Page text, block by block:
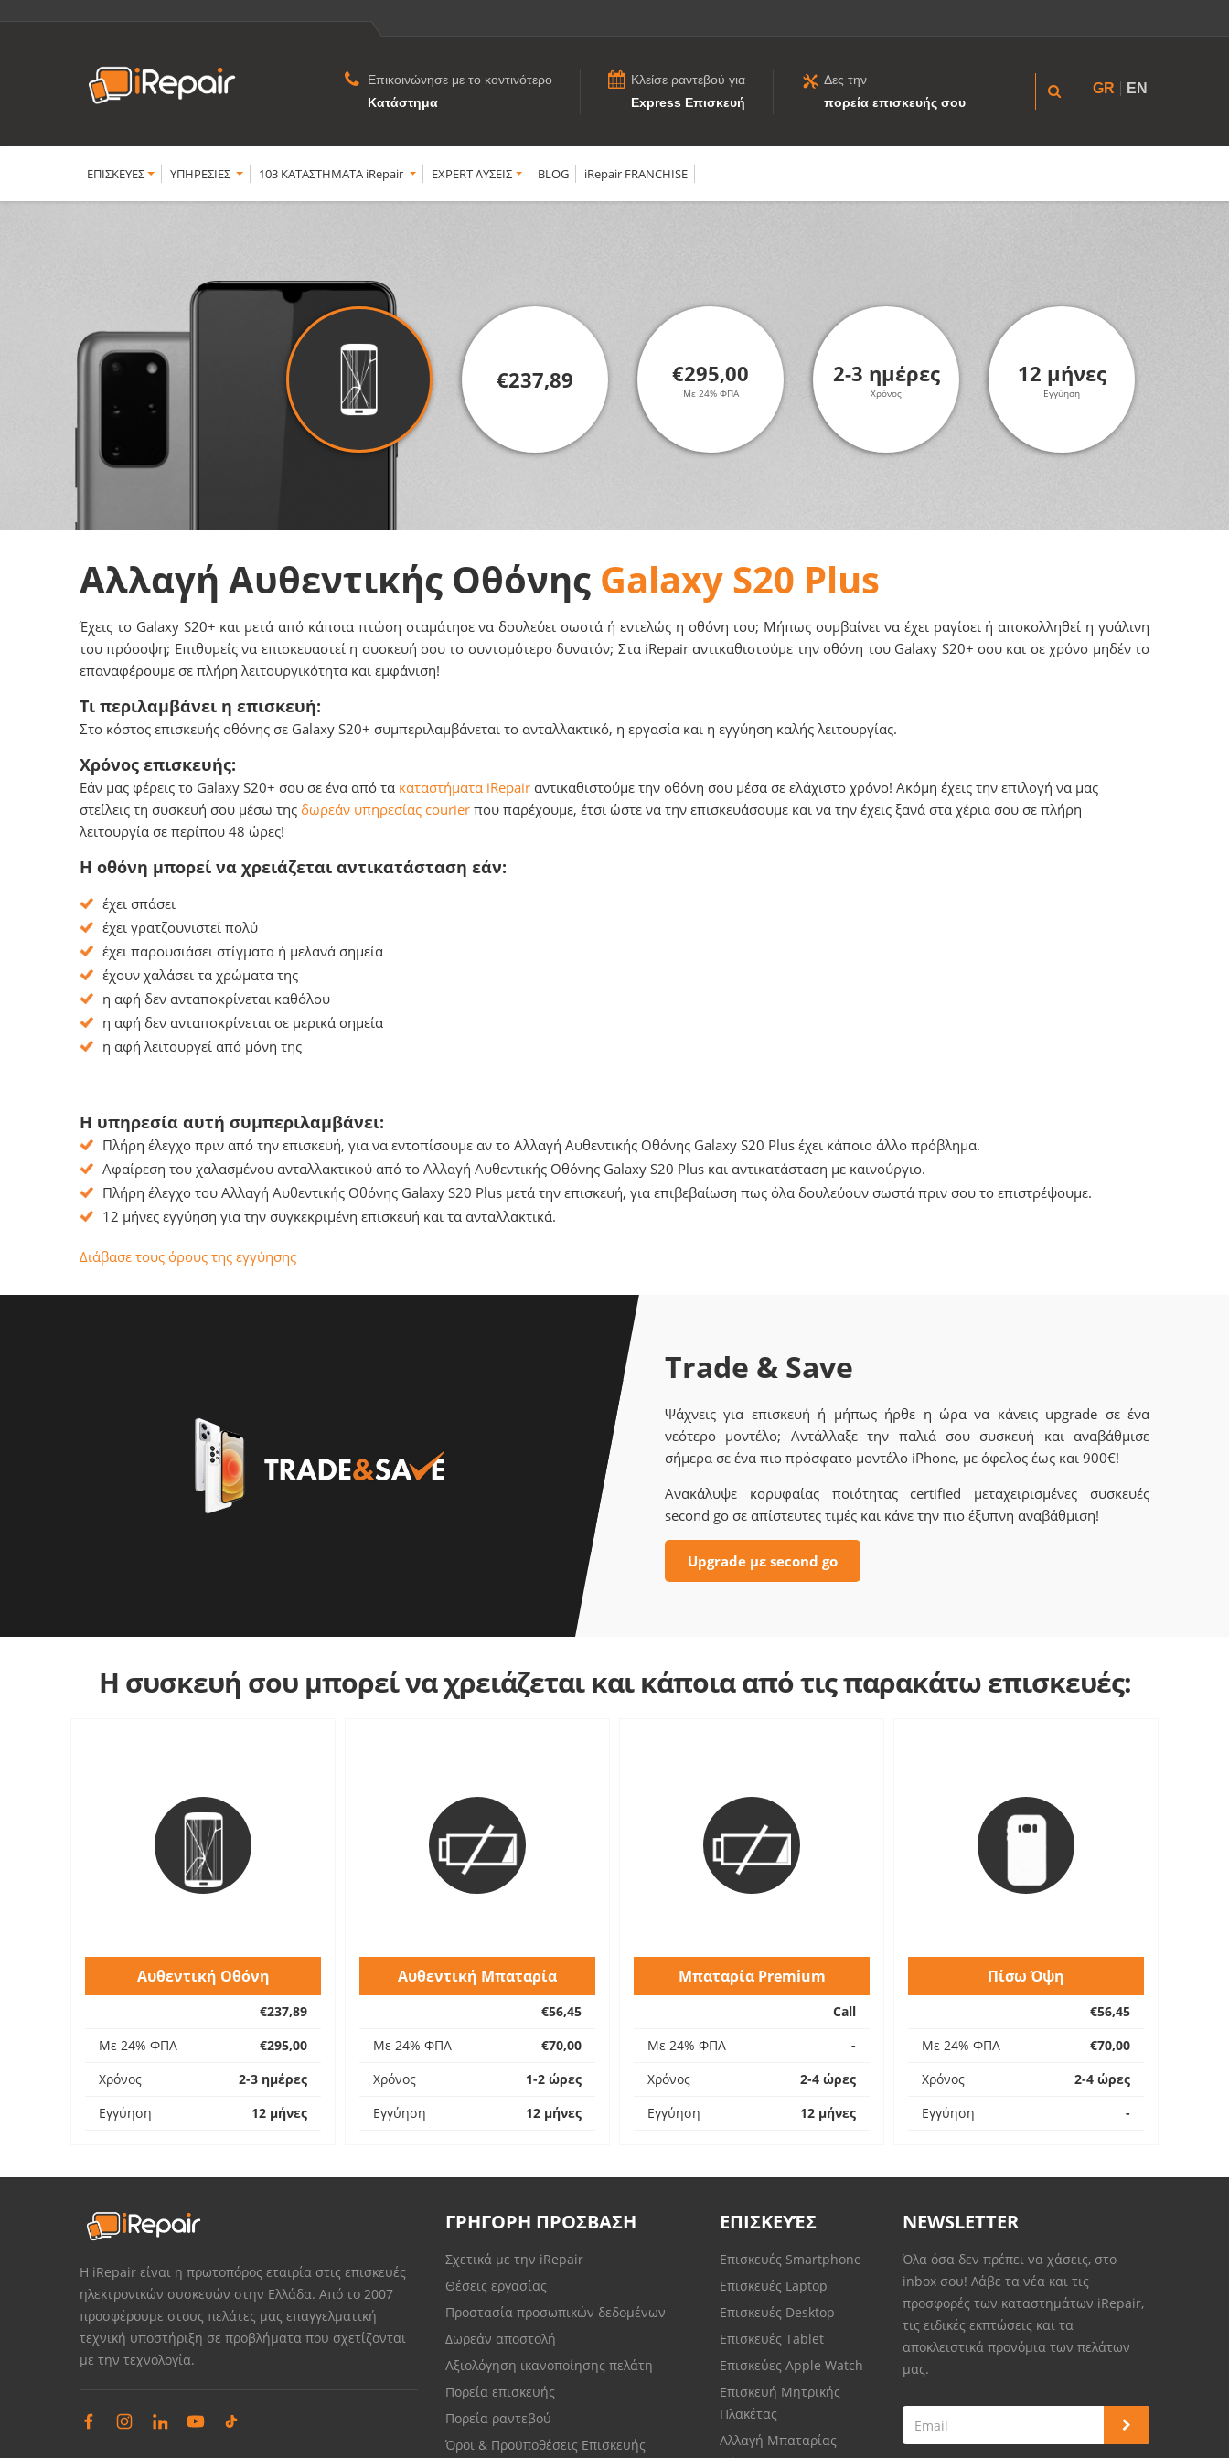
Επικοινώνησε με το κοντινότερο
Κατάστημα
Κλείσε ραντεβού για
Express Επισκευή
Δες την
πορεία επισκευής σου
GR EN
ΕΠΙΣΚΕΥΕΣ YΠΗΡΕΣΙΕΣ 103 ΚΑΤΑΣΤΗΜΑΤΑ iRepair EXPERT ΛΥΣΕΙΣ BLOG iRepair FRANCHISE
€237,89 €295,00
Με 24% ΦΠΑ
2-3 ημέρες
Χρόνος
12 μήνες
Εγγύηση
Αλλαγή Αυθεντικής Οθόνης Galaxy S20 Plus
Έχεις το Galaxy S20+ και μετά από κάποια πτώση σταμάτησε να δουλεύει σωστά ή εντελώς η οθόνη του; Μήπως συμβαίνει να έχει ραγίσει ή αποκολληθεί η γυάλινη
του πρόσοψη; Επιθυμείς να επισκευαστεί η συσκευή σου το συντομότερο δυνατόν; Στα iRepair αντικαθιστούμε την οθόνη του Galaxy S20+ σου και σε χρόνο μηδέν το
επαναφέρουμε σε πλήρη λειτουργικότητα και εμφάνιση!
Τι περιλαμβάνει η επισκευή:
Στο κόστος επισκευής οθόνης σε Galaxy S20+ συμπεριλαμβάνεται το ανταλλακτικό, η εργασία και η εγγύηση καλής λειτουργίας.
Χρόνος επισκευής:
Εάν μας φέρεις το Galaxy S20+ σου σε ένα από τα καταστήματα iRepair αντικαθιστούμε την οθόνη σου μέσα σε ελάχιστο χρόνο! Ακόμη έχεις την επιλογή να μας
στείλεις τη συσκευή σου μέσω της δωρεάν υπηρεσίας courier που παρέχουμε, έτσι ώστε να την επισκευάσουμε και να την έχεις ξανά στα χέρια σου σε πλήρη
λειτουργία σε περίπου 48 ώρες!
Η οθόνη μπορεί να χρειάζεται αντικατάσταση εάν:
έχει σπάσει
έχει γρατζουνιστεί πολύ
έχει παρουσιάσει στίγματα ή μελανά σημεία
έχουν χαλάσει τα χρώματα της
η αφή δεν ανταποκρίνεται καθόλου
η αφή δεν ανταποκρίνεται σε μερικά σημεία
η αφή λειτουργεί από μόνη της
Η υπηρεσία αυτή συμπεριλαμβάνει:
Πλήρη έλεγχο πριν από την επισκευή, για να εντοπίσουμε αν το Αλλαγή Αυθεντικής Οθόνης Galaxy S20 Plus έχει κάποιο άλλο πρόβλημα.
Αφαίρεση του χαλασμένου ανταλλακτικού από το Αλλαγή Αυθεντικής Οθόνης Galaxy S20 Plus και αντικατάσταση με καινούργιο.
Πλήρη έλεγχο του Αλλαγή Αυθεντικής Οθόνης Galaxy S20 Plus μετά την επισκευή, για επιβεβαίωση πως όλα δουλεύουν σωστά πριν σου το επιστρέψουμε.
12 μήνες εγγύηση για την συγκεκριμένη επισκευή και τα ανταλλακτικά.
Διάβασε τους όρους της εγγύησης
Trade & Save
Ψάχνεις για επισκευή ή μήπως ήρθε η ώρα να κάνεις upgrade σε ένα
νεότερο μοντέλο; Αντάλλαξε την παλιά σου συσκευή και αναβάθμισε
σήμερα σε ένα πιο πρόσφατο μοντέλο iPhone, με όφελος έως και 900€!
Ανακάλυψε κορυφαίας ποιότητας certified μεταχειρισμένες συσκευές
second go σε απίστευτες τιμές και κάνε την πιο έξυπνη αναβάθμιση!
Upgrade με second go
Η συσκευή σου μπορεί να χρειάζεται και κάποια από τις παρακάτω επισκευές:
Αυθεντική Οθόνη
€237,89
Με 24% ΦΠΑ
€295,00
Χρόνος
2-3 ημέρες
Εγγύηση
12 μήνες
Αυθεντική Μπαταρία
€56,45
Με 24% ΦΠΑ
€70,00
Χρόνος
1-2 ώρες
Εγγύηση
12 μήνες
Μπαταρία Premium
Call
Με 24% ΦΠΑ
-
Χρόνος
2-4 ώρες
Εγγύηση
12 μήνες
Πίσω Όψη
€56,45
Με 24% ΦΠΑ
€70,00
Χρόνος
2-4 ώρες
Εγγύηση
-
Η iRepair είναι η πρωτοπόρος εταιρία στις επισκευές
ηλεκτρονικών συσκευών στην Ελλάδα. Από το 2007
προσφέρουμε στους πελάτες μας επαγγελματική
τεχνική υποστήριξη σε προβλήματα που σχετίζονται
με την τεχνολογία.
ΓΡΗΓΟΡΗ ΠΡΟΣΒΑΣΗ
Σχετικά με την iRepair
Θέσεις εργασίας
Προστασία προσωπικών δεδομένων
Δωρεάν αποστολή
Αξιολόγηση ικανοποίησης πελάτη
Πορεία επισκευής
Πορεία ραντεβού
Όροι & Προϋποθέσεις Επισκευής
ΕΠΙΣΚΕΥΈΣ
Επισκευές Smartphone
Επισκευές Laptop
Επισκευές Desktop
Επισκευές Tablet
Επισκεύες Apple Watch
Επισκευή Μητρικής
Πλακέτας
Αλλαγή Μπαταρίας
NEWSLETTER
Όλα όσα δεν πρέπει να χάσεις, στο
inbox σου! Λάβε τα νέα και τις
προσφορές των καταστημάτων iRepair,
τις ειδικές εκπτώσεις και τα
αποκλειστικά προνόμια των πελάτων
μας.